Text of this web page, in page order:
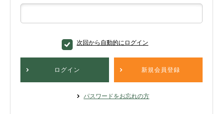
次回から自動的にログイン
ログイン 新規会員登録
パスワードをお忘れの方